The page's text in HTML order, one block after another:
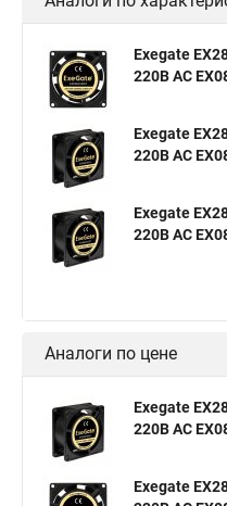
Exegate
220В AC
Exegate
220В AC
Exegate
220В AC
Аналоги по цене
Exegate
220В AC
Exegate